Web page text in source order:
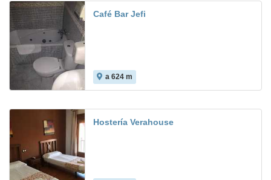
Café Bar Jefi
a 624 m
Hostería Verahouse